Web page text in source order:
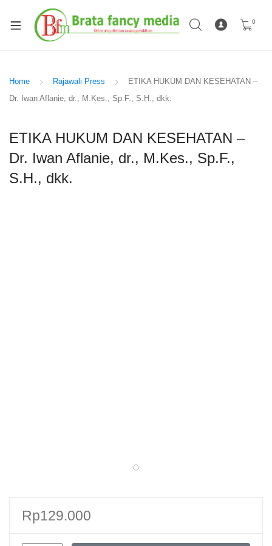
0
Home Rajawali Press
ETIKA HUKUM DAN KESEHATAN –
Dr. Iwan Aflanie, dr., M.Kes., Sp.F., S.H., dkk.
ETIKA HUKUM DAN KESEHATAN –
Dr. Iwan Aflanie, dr., M.Kes., Sp.F.,
S.H., dkk.
Rp129.000